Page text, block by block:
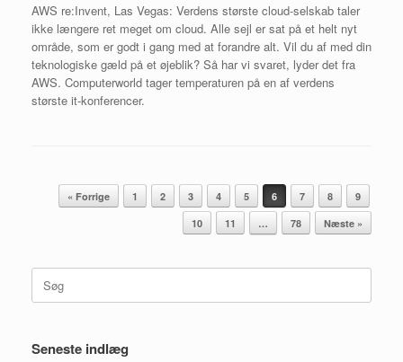
AWS re:Invent, Las Vegas: Verdens største cloud-selskab taler
ikke længere ret meget om cloud. Alle sejl er sat på et helt nyt
område, som er godt i gang med at forandre alt. Vil du af med din
teknologiske gæld på et øjeblik? Så har vi svaret, lyder det fra
AWS. Computerworld tager temperaturen på en af verdens
største it-konferencer.
Artikel navigation
« Forrige 1 2 3 4 5 6 7 8
9
10
11 … 78 Næste »
Søg
efter:
Seneste indlæg